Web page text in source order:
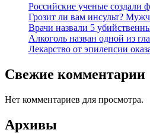
Российские ученые создали
Грозит ли вам инсульт?
Врачи назвали 5
Алкоголь назван одной из
Лекарство от эпилепсии
Свежие комментарии
Нет комментариев для просмотра.
Архивы